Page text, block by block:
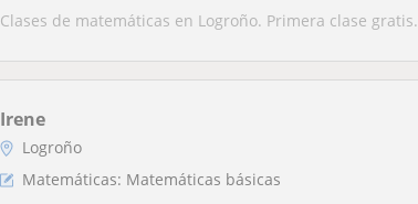
Clases de matemáticas en Logroño. Primera clase gratis.
Irene
Logroño
Matemáticas: Matemáticas básicas